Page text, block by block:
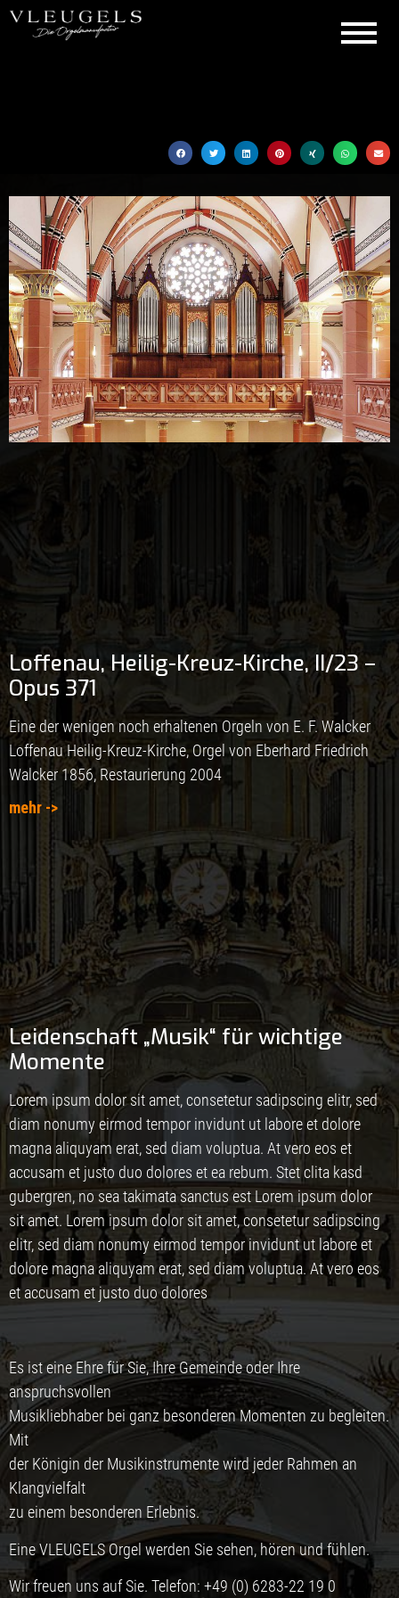
Loffenau, Heilig-Kreuz-Kirche, II/23 –
Opus 371
Eine der wenigen noch erhaltenen Orgeln von E. F. Walcker
Loffenau Heilig-Kreuz-Kirche, Orgel von Eberhard Friedrich
Walcker 1856, Restaurierung 2004
mehr ->
Leidenschaft „Musik“ für wichtige
Momente
Lorem ipsum dolor sit amet, consetetur sadipscing elitr, sed
diam nonumy eirmod tempor invidunt ut labore et dolore
magna aliquyam erat, sed diam voluptua. At vero eos et
accusam et justo duo dolores et ea rebum. Stet clita kasd
gubergren, no sea takimata sanctus est Lorem ipsum dolor
sit amet. Lorem ipsum dolor sit amet, consetetur sadipscing
elitr, sed diam nonumy eirmod tempor invidunt ut labore et
dolore magna aliquyam erat, sed diam voluptua. At vero eos
et accusam et justo duo dolores
Es ist eine Ehre für Sie, Ihre Gemeinde oder Ihre
anspruchsvollen
Musikliebhaber bei ganz besonderen Momenten zu begleiten.
Mit
der Königin der Musikinstrumente wird jeder Rahmen an
Klangvielfalt
zu einem besonderen Erlebnis.
Eine VLEUGELS Orgel werden Sie sehen, hören und fühlen.
Wir freuen uns auf Sie. Telefon: +49 (0) 6283-22 19 0